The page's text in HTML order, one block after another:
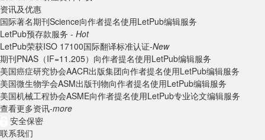
资讯及优惠
国际著名期刊Science向作者提名使用LetPub编辑服务
LetPub预存款服务 - Hot
LetPub荣获ISO 17100国际翻译标准认证-New
期刊PNAS（IF=11.205）向作者提名使用LetPub编辑服务
美国癌症研究协会AACR出版集团向作者提名使用LetPub编辑服务
美国微生物学会ASM出版刊物向作者提名使用LetPub编辑服务
美国机械工程协会ASME向作者提名使用LetPub专业论文编辑服务
查看更多资讯-more
安全保密
联系我们